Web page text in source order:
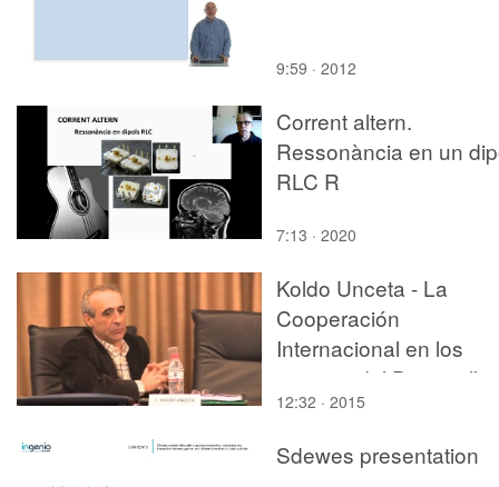
9:59 · 2012
Corrent altern.
Ressonància en un
RLC R
7:13 · 2020
Koldo Unceta - La
Cooperación
Internacional en los
tiempos del Desarrollo
Humano - parte 1 de 4
12:32 · 2015
Sdewes presentation